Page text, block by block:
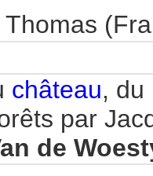
château, du
par
de